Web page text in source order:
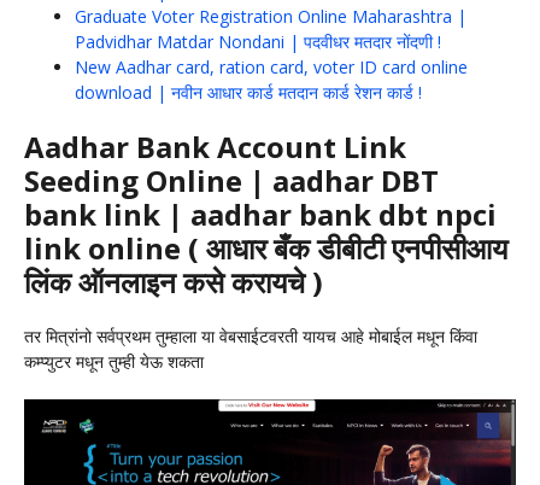
Graduate Voter Registration Online Maharashtra |
Padvidhar Matdar Nondani | पदवीधर मतदार नोंदणी !
New Aadhar card, ration card, voter ID card online
download | नवीन आधार कार्ड मतदान कार्ड रेशन कार्ड !
Aadhar Bank Account Link
Seeding Online | aadhar DBT
bank link | aadhar bank dbt npci
link online ( आधार बँक डीबीटी एनपीसीआय
लिंक ऑनलाइन कसे करायचे )
तर मित्रांनो सर्वप्रथम तुम्हाला या वेबसाईटवरती यायच आहे मोबाईल मधून किंवा
कम्प्युटर मधून तुम्ही येऊ शकता